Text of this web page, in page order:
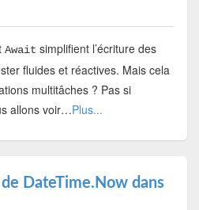
Await simplifient l’écriture des
fluides et réactives. Mais cela
multitâches ? Pas si
allons voir…Plus...
DateTime.Now dans